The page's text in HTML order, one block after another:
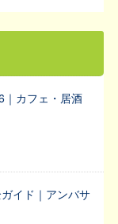
｜カフェ・居酒
イド｜アンバサ